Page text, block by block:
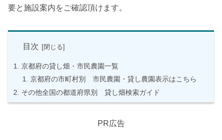
要と施設案内をご確認頂けます。
目次
京都府の貸し畑・市民農園一覧
京都府の市町村別 市民農園・貸し農園表示はこちら
その他全国の都道府県別 貸し畑検索ガイド
PR広告